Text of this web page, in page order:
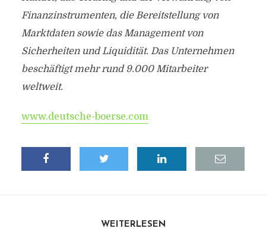
Finanzinstrumenten, die Bereitstellung von
Marktdaten sowie das Management von
Sicherheiten und Liquidität. Das Unternehmen
beschäftigt mehr rund 9.000 Mitarbeiter
weltweit.
www.deutsche-boerse.com
WEITERLESEN